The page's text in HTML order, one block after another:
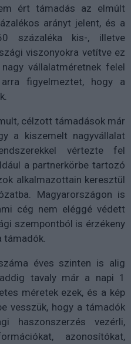
ért támadás az elmúlt
arányt jelent, és a
százaléka kis-, illetve
viszonyokra vetítve ez
vállalatméretnek felel
figyelmeztet, hogy a
célzott támadások már
a kiszemelt nagyvállalat
vértezte fel
a partnerkörbe tartozó
alkalmazottain keresztül
Magyarországon is
cég nem eléggé védett
szempontból is érzékeny
támadók.
éves szinten is alig
tavaly már a napi 1
méretek ezek, és a kép
vesszük, hogy a támadók
haszonszerzés vezérli,
azonosítókat,